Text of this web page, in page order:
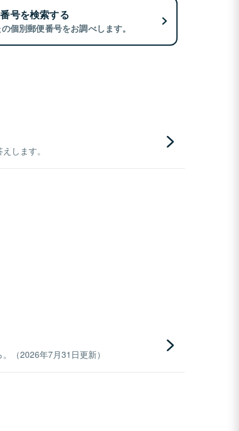
号を検索する
個別郵便番号をお調べします。
します。
（2026年7月31日更新）